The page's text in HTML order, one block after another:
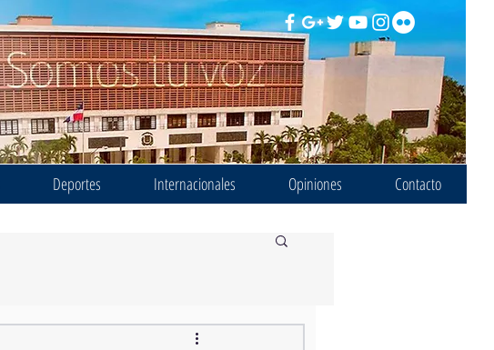
Deportes Internacionales Opiniones Contacto